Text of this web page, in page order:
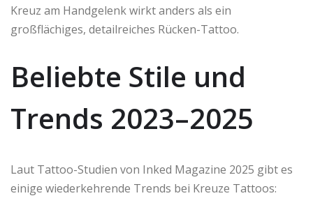
Kreuz am Handgelenk wirkt anders als ein
großflächiges, detailreiches Rücken-Tattoo.
Beliebte Stile und
Trends 2023–2025
Laut Tattoo-Studien von Inked Magazine 2025 gibt es
einige wiederkehrende Trends bei Kreuze Tattoos: